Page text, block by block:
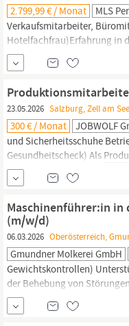
2.799,99 € / Monat MLS
Verkaufsmitarbeiter,
Hotelfachfrau)Erfahrung in
(Produktionsmitarbeiter,
Kommissionierer,
(zur Dokumentation der
23.05.2026 Salzburg, Zell am
300 € / Monat JOBWOLF
und Sicherheitsschuhe
Gesundheitscheck) Als
die folgenden Tätigkeiten
Produktionsmaschinen
Produktionsmitarbeiter (m/
Maschinenführer:in
(m/w/d)
06.03.2026 Oberösterreich,
Gmundner Molkerei GmbH
Gewichtskontrollen)
der Behebung von
Eigenständige Durchführung
Reinigungsarbeiten gemäß